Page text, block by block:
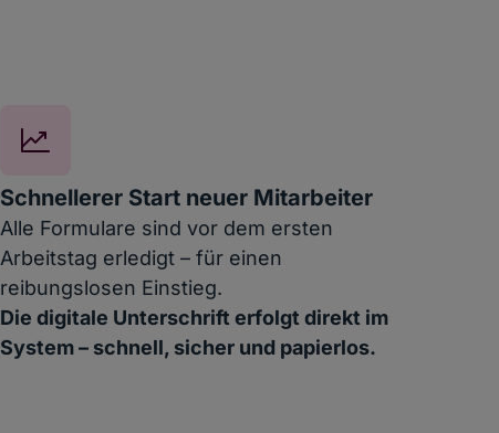
Schnellerer Start neuer Mitarbeiter
Alle Formulare sind vor dem ersten
Arbeitstag erledigt – für einen
reibungslosen Einstieg.
Die digitale Unterschrift erfolgt direkt im
System – schnell, sicher und papierlos.